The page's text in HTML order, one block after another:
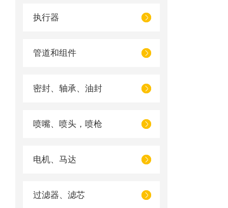
执行器
管道和组件
密封、轴承、油封
喷嘴、喷头，喷枪
电机、马达
过滤器、滤芯